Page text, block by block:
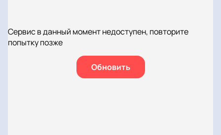
Сервис в данный момент недоступен, повторите
попытку позже
Обновить